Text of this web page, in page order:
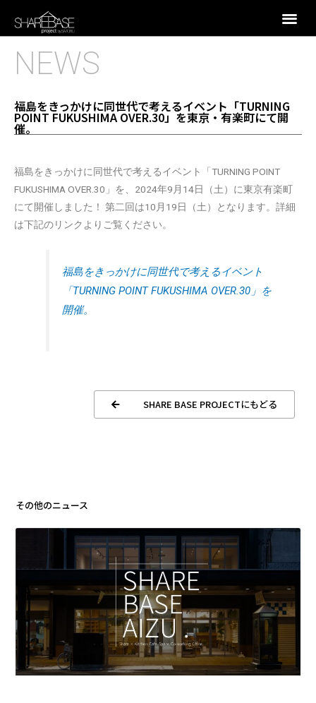
NEWS
福島をきっかけに同世代で考えるイベント「TURNING
POINT FUKUSHIMA OVER.30」を東京・有楽町にて開
催。
福島をきっかけに同世代で考えるイベント「TURNING POINT
FUKUSHIMA OVER.30」を、2024年9月14日（土）に東京有楽町
にて開催しました！ 第二回は10月19日（土）となります。詳細
は下記のリンクよりご覧ください。
福島をきっかけに同世代で考えるイベント
「TURNING POINT FUKUSHIMA OVER.30」を
開催。
SHARE BASE PROJECTにもどる
その他のニュース